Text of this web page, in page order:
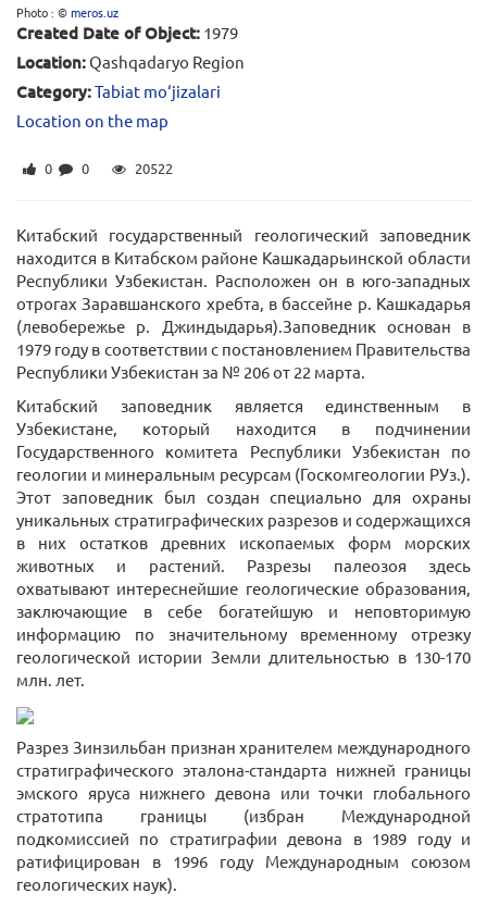
Photo : ©meros.uz
Created Date of Object: 1979
Location: Qashqadaryo Region
Category:Tabiat mo‘jizalari
Location on the map
0 0 20522
Китабский государственный геологический заповедник
находится в Китабском районе Кашкадарьинской области
Республики Узбекистан. Расположен он в юго-западных
отрогах Заравшанского хребта, в бассейне р. Кашкадарья
(левобережье р. Джиндыдарья).Заповедник основан в
1979 году в соответствии с постановлением Правительства
Республики Узбекистан за № 206 от 22 марта.
Китабский заповедник является единственным в
Узбекистане, который находится в подчинении
Государственного комитета Республики Узбекистан по
геологии и минеральным ресурсам (Госкомгеологии РУз.).
Этот заповедник был создан специально для охраны
уникальных стратиграфических разрезов и содержащихся
в них остатков древних ископаемых форм морских
животных и растений. Разрезы палеозоя здесь
охватывают интереснейшие геологические образования,
заключающие в себе богатейшую и неповторимую
информацию по значительному временному отрезку
геологической истории Земли длительностью в 130-170
млн. лет.
Разрез Зинзильбан признан хранителем международного
стратиграфического эталона-стандарта нижней границы
эмского яруса нижнего девона или точки глобального
стратотипа границы (избран Международной
подкомиссией по стратиграфии девона в 1989 году и
ратифицирован в 1996 году Международным союзом
геологических наук).